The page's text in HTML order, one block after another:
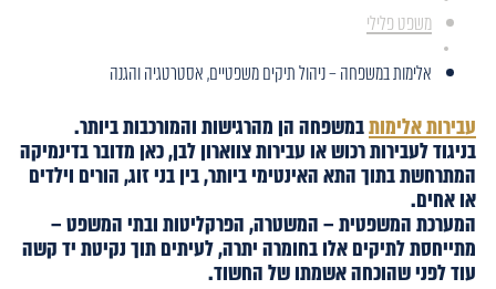
משפט פלילי
אלימות במשפחה – ניהול תיקים משפטיים, אסטרטגיה והגנה
עבירות אלימותבמשפחה הן מהרגישות והמורכבות ביותר.
בניגוד לעבירות רכוש או עבירות צווארון לבן, כאן מדובר בדינמיקה
המתרחשת בתוך התא האינטימי ביותר, בין בני זוג, הורים וילדים
או אחים.
המערכת המשפטית – המשטרה, הפרקליטות ובתי המשפט –
מתייחסת לתיקים אלו בחומרה יתרה, לעיתים תוך נקיטת יד קשה
עוד לפני שהוכחה אשמתו של החשוד.